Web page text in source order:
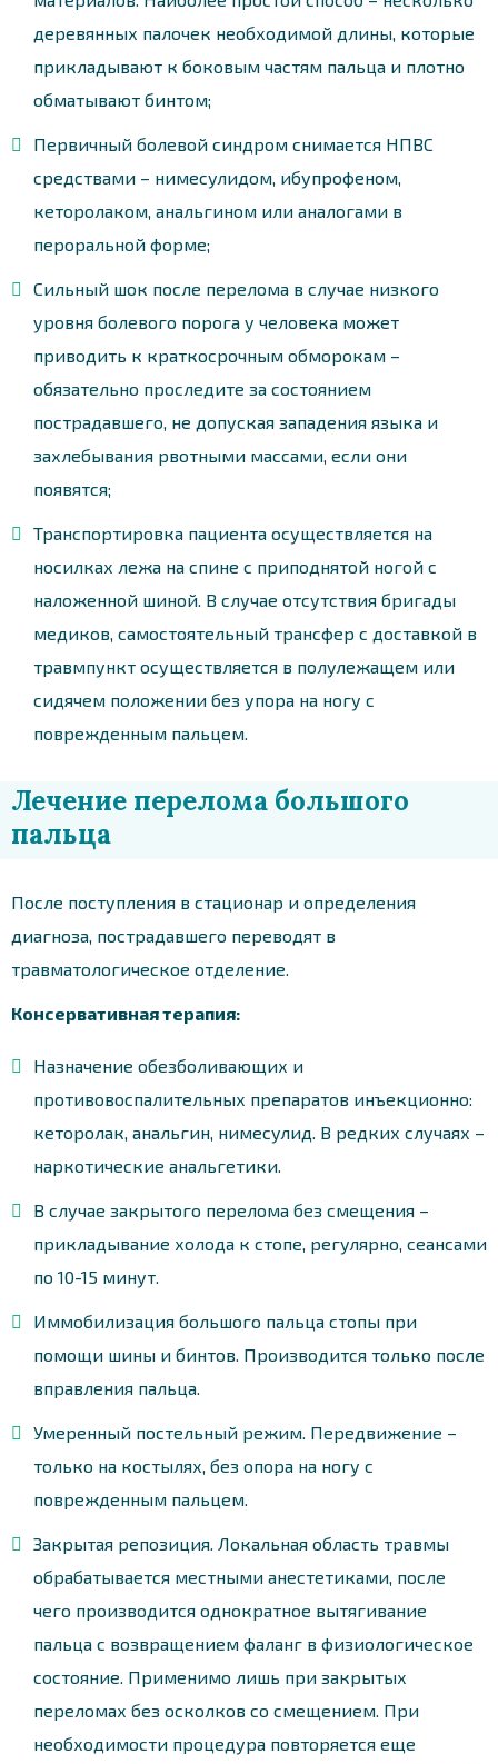
деревянных палочек необходимой длины, которые
прикладывают к боковым частям пальца и плотно
обматывают бинтом;
Первичный болевой синдром снимается НПВС
средствами – нимесулидом, ибупрофеном,
кеторолаком, анальгином или аналогами в
пероральной форме;
Сильный шок после перелома в случае низкого
уровня болевого порога у человека может
приводить к краткосрочным обморокам –
обязательно проследите за состоянием
пострадавшего, не допуская западения языка и
захлебывания рвотными массами, если они
появятся;
Транспортировка пациента осуществляется на
носилках лежа на спине с приподнятой ногой с
наложенной шиной. В случае отсутствия бригады
медиков, самостоятельный трансфер с доставкой в
травмпункт осуществляется в полулежащем или
сидячем положении без упора на ногу с
поврежденным пальцем.
Лечение перелома большого
пальца
После поступления в стационар и определения
диагноза, пострадавшего переводят в
травматологическое отделение.
Консервативная терапия:
Назначение обезболивающих и
противовоспалительных препаратов инъекционно:
кеторолак, анальгин, нимесулид. В редких случаях –
наркотические анальгетики.
В случае закрытого перелома без смещения –
прикладывание холода к стопе, регулярно, сеансами
по 10-15 минут.
Иммобилизация большого пальца стопы при
помощи шины и бинтов. Производится только после
вправления пальца.
Умеренный постельный режим. Передвижение –
только на костылях, без опора на ногу с
поврежденным пальцем.
Закрытая репозиция. Локальная область травмы
обрабатывается местными анестетиками, после
чего производится однократное вытягивание
пальца с возвращением фаланг в физиологическое
состояние. Применимо лишь при закрытых
переломах без осколков со смещением. При
необходимости процедура повторяется еще